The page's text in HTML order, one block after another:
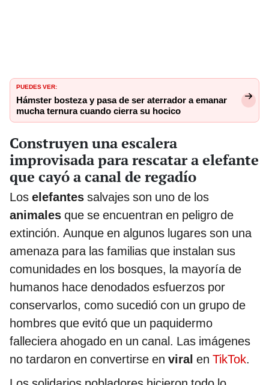
PUEDES VER:
Hámster bosteza y pasa de ser aterrador a emanar
mucha ternura cuando cierra su hocico
Construyen una escalera
improvisada para rescatar a elefante
que cayó a canal de regadío
Los elefantes salvajes son uno de los
animales que se encuentran en peligro de
extinción. Aunque en algunos lugares son una
amenaza para las familias que instalan sus
comunidades en los bosques, la mayoría de
humanos hace denodados esfuerzos por
conservarlos, como sucedió con un grupo de
hombres que evitó que un paquidermo
falleciera ahogado en un canal. Las imágenes
no tardaron en convertirse en viral en TikTok.